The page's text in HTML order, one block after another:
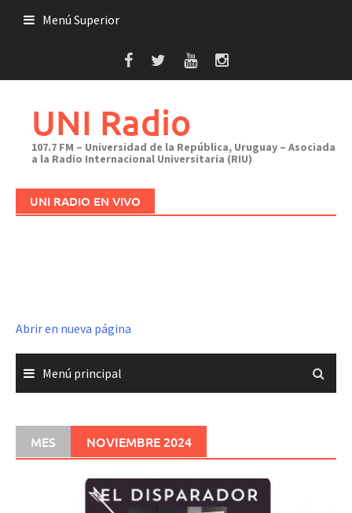
Menú Superior
UNI Radio
107.7 FM – Universidad de la República, Uruguay – Asociada
a la Radio Internacional Universitaria (RIU)
UNI RADIO EN VIVO
Abrir en nueva página
Menú principal
MES NOVIEMBRE 2024